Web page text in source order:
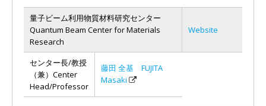
量子ビーム利用物質材料研究センター
Quantum Beam Center for Materials
Research
Website
センター長/教授
（兼）Center
Head/Professor
藤田 全基 FUJITA
Masaki